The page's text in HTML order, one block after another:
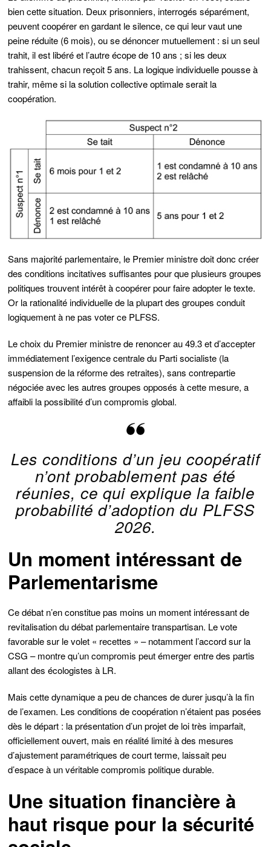
bien cette situation. Deux prisonniers, interrogés séparément,
peuvent coopérer en gardant le silence, ce qui leur vaut une
peine réduite (6 mois), ou se dénoncer mutuellement : si un seul
trahit, il est libéré et l’autre écope de 10 ans ; si les deux
trahissent, chacun reçoit 5 ans. La logique individuelle pousse à
trahir, même si la solution collective optimale serait la
coopération.
Sans majorité parlementaire, le Premier ministre doit donc créer
des conditions incitatives suffisantes pour que plusieurs groupes
politiques trouvent intérêt à coopérer pour faire adopter le texte.
Or la rationalité individuelle de la plupart des groupes conduit
logiquement à ne pas voter ce PLFSS.
Le choix du Premier ministre de renoncer au 49.3 et d’accepter
immédiatement l’exigence centrale du Parti socialiste (la
suspension de la réforme des retraites), sans contrepartie
négociée avec les autres groupes opposés à cette mesure, a
affaibli la possibilité d’un compromis global.
Les conditions d’un jeu coopératif
n’ont probablement pas été
réunies, ce qui explique la faible
probabilité d’adoption du PLFSS
2026.
Un moment intéressant de
Parlementarisme
Ce débat n’en constitue pas moins un moment intéressant de
revitalisation du débat parlementaire transpartisan. Le vote
favorable sur le volet « recettes » – notamment l’accord sur la
CSG – montre qu’un compromis peut émerger entre des partis
allant des écologistes à LR.
Mais cette dynamique a peu de chances de durer jusqu’à la fin
de l’examen. Les conditions de coopération n’étaient pas posées
dès le départ : la présentation d’un projet de loi très imparfait,
officiellement ouvert, mais en réalité limité à des mesures
d’ajustement paramétriques de court terme, laissait peu
d’espace à un véritable compromis politique durable.
Une situation financière à
haut risque pour la sécurité